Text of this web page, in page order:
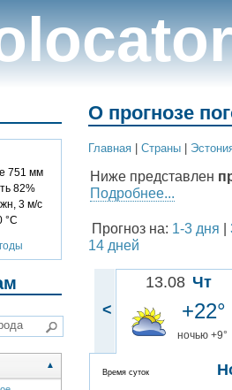
751 мм
82%
3 м/с
°C
▲
О прогнозе
Главная | Cтраны |
Ниже представлен
Подробнее...
Прогноз на: 1-3 дня |
14 дней
<
13.08 Чт
+22°
ночью +9°
Время суток